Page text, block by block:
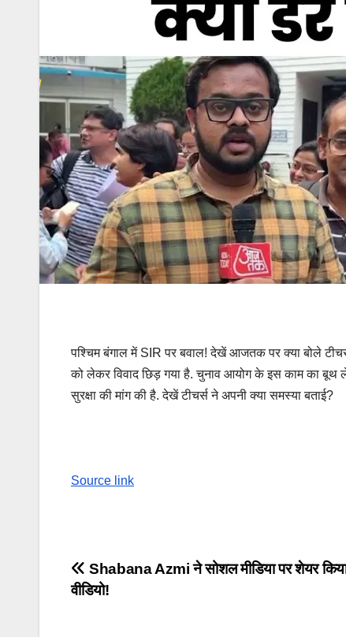
पश्चिम बंगाल में SIR पर बवाल! देखें आजतक पर क्या बोले
को लेकर विवाद छिड़ गया है. चुनाव आयोग के इस काम का बूथ
सुरक्षा की मांग की है. देखें टीचर्स ने अपनी क्या समस्या बताई?
Source link
Post
Shabana Azmi ने सोशल मीडिया पर शेयर
वीडियो!